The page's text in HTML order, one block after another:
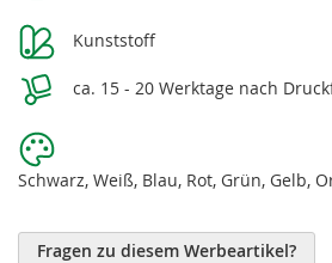
Kunststoff
ca. 15 - 20 Werktage nach
Schwarz, Weiß, Blau, Rot, Grün, Gelb,
Fragen zu diesem Werbeartikel?